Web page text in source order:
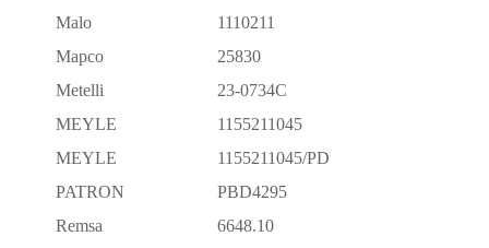
Malo
1110211
Mapco
25830
Metelli
23-0734C
MEYLE
1155211045
MEYLE
1155211045/PD
PATRON
PBD4295
Remsa
6648.10